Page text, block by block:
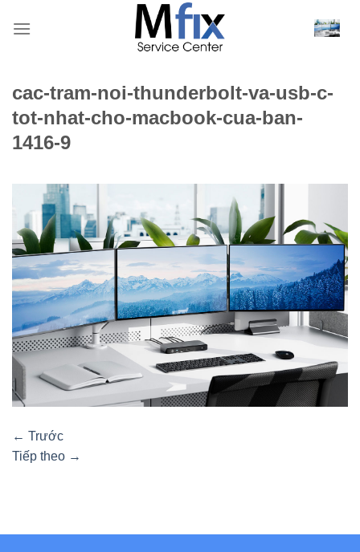
qua
cac-tram-noi-thunderbolt-va-usb-c-
tot-nhat-cho-macbook-cua-ban-
1416-9
← Trước
Tiếp theo →